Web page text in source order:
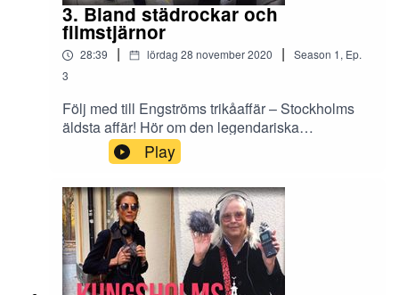
3. Bland städrockar och
filmstjärnor
28:39 | lördag 28 november 2020 | Season 1, Ep.
3
Följ med till Engströms trikåaffär – Stockholms
äldsta affär! Hör om den legendariska
skådespelaren Birgit Tengroth och ät indisk lunch
med Rainy på Razmoni som snart firar 25-
årsjubileum.
Play